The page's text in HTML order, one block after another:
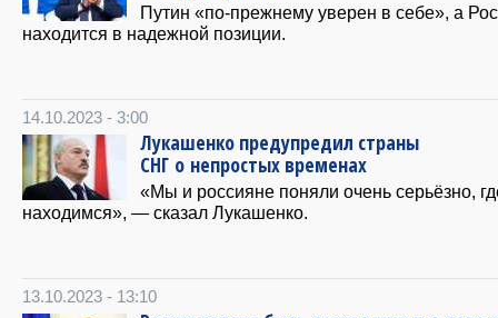
Путин «по-прежнему уверен в себе», а
находится в надежной позиции.
14.10.2023 - 3:00
Лукашенко предупредил страны
СНГ о непростых временах
«Мы и россияне поняли очень серьёзно,
находимся», — сказал Лукашенко.
13.10.2023 - 13:10